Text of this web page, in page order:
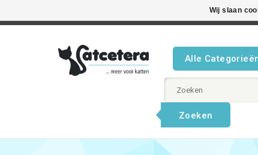
Alle
Zoeken
Wij slaan
Beste